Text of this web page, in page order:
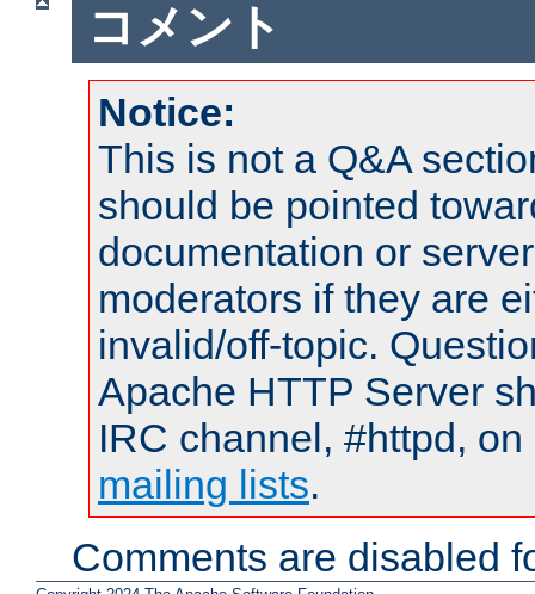
コメント
Notice:
This is not a Q&A
should be pointed
documentation or
moderators if they are
invalid/off-topic.
Apache HTTP Server
IRC channel, #httpd,
mailing lists.
Comments are disabled